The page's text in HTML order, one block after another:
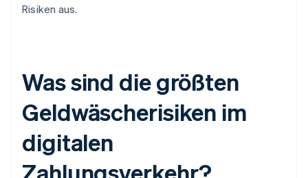
Risiken aus.
Was sind die größten
Geldwäscherisiken im
digitalen